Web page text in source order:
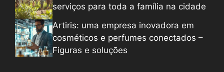
serviços para toda a família na cidade
Artiris: uma empresa inovadora em
cosméticos e perfumes conectados –
Figuras e soluções